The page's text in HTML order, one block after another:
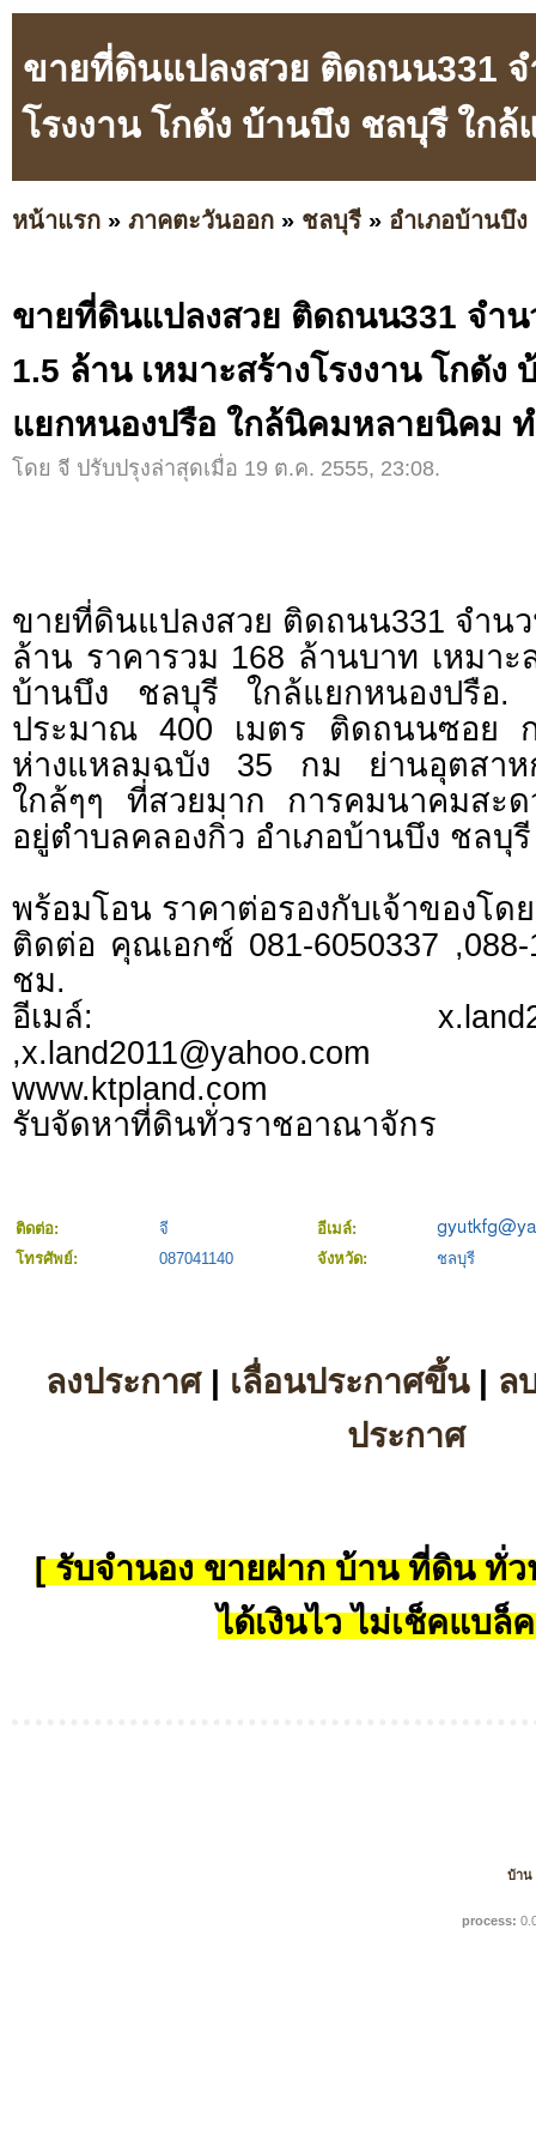
ขายที่ดินแปลงสวย ติดถนน331 จ
โรงงาน โกดัง บ้านบึง ชลบุรี ใก
หน้าแรก » ภาคตะวันออก » ชลบุรี » อำเภอบ้านบึง
ขายที่ดินแปลงสวย ติดถนน331 จำน
1.5 ล้าน เหมาะสร้างโรงงาน โกดัง
แยกหนองปรือ ใกล้นิคมหลายนิคม ท
โดย จี ปรับปรุงล่าสุดเมื่อ 19 ต.ค. 2555, 23:08.
ขายที่ดินแปลงสวย ติดถนน331 จำนว
ล้าน ราคารวม 168 ล้านบาท เหมาะ
บ้านบึง ชลบุรี ใกล้แยกหนองปรือ
ประมาณ 400 เมตร ติดถนนซอย
ห่างแหลมฉบัง 35 กม ย่านอุตสาห
ใกล้ๆๆ ที่สวยมาก การคมนาคมสะ
อยู่ตำบลคลองกิ่ว อำเภอบ้านบึง ชลบุรี
พร้อมโอน ราคาต่อรองกับเจ้าของโด
ติดต่อ คุณเอกซ์ 081-6050337
ชม.
อีเมล์:
,x.land2011@yahoo.com
www.ktpland.com
รับจัดหาที่ดินทั่วราชอาณาจักร
ติดต่อ: จี
อีเมล์:
โทรศัพย์:
087041140 จังหวัด: ชลบุรี
ลงประกาศ| เลื่อนประกาศขึ้น| ล
ประกาศ
[ รับจำนอง ขายฝาก บ้าน ที่ดิน ทั่ว
ได้เงินไว ไม่เช็คแบล็
บ้าน
process: